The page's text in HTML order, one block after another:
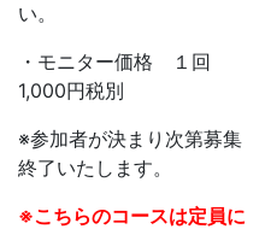
い。
・モニター価格 １回
1,000円税別
※参加者が決まり次第募集
終了いたします。
※こちらのコースは定員に